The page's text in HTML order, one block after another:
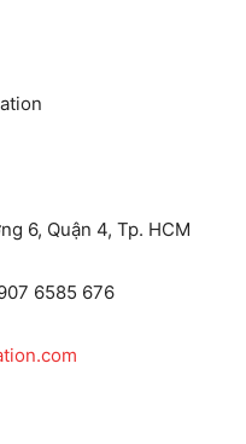
6, Quận 4, Tp. HCM
6585 676